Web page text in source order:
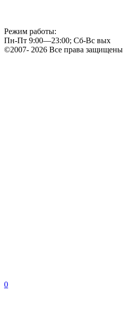
Режим работы:
Пн-Пт 9:00—23:00; Сб-Вс вых
©2007- 2026 Все права защищены
0